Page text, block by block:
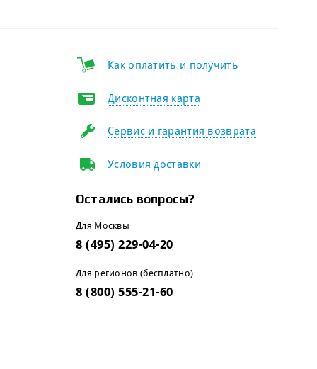
Как оплатить и получить
Дисконтная карта
Сервис и гарантия возврата
Условия доставки
Остались вопросы?
Для Москвы
8 (495) 229-04-20
Для регионов (бесплатно)
8 (800) 555-21-60